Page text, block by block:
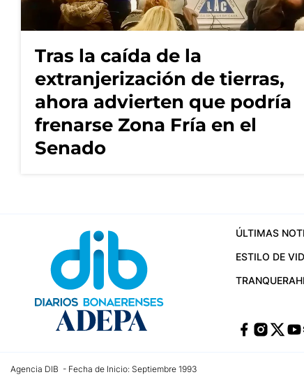
Tras la caída de la
extranjerización de tierras,
ahora advierten que podría
frenarse Zona Fría en el
Senado
ÚLTIMAS
ESTILO DE
TRANQUERA
Agencia DIB - Fecha de Inicio: Septiembre 1993